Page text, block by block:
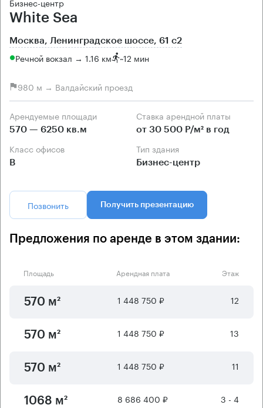
Бизнес-центр
White Sea
Москва, Ленинградское шоссе, 61 с2
Речной вокзал → 1.16 км ~12 мин
980 м → Валдайский проезд
Арендуемые площади
570 — 6250 кв.м
Ставка арендной платы
от 30 500 Р/м² в год
Класс офисов
B
Тип здания
Бизнес-центр
Позвонить Получить презентацию
Предложения по аренде в этом здании:
Площадь Арендная плата Этаж
570 м² 1 448 750 ₽ 12
570 м² 1 448 750 ₽ 13
570 м² 1 448 750 ₽ 11
1068 м² 8 686 400 ₽ 3 - 4